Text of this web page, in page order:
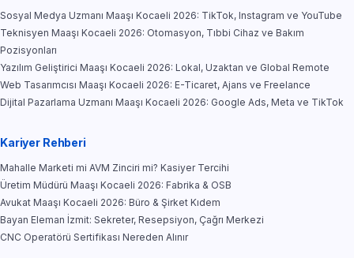
Sosyal Medya Uzmanı Maaşı Kocaeli 2026: TikTok, Instagram ve YouTube
Teknisyen Maaşı Kocaeli 2026: Otomasyon, Tıbbi Cihaz ve Bakım
Pozisyonları
Yazılım Geliştirici Maaşı Kocaeli 2026: Lokal, Uzaktan ve Global Remote
Web Tasarımcısı Maaşı Kocaeli 2026: E-Ticaret, Ajans ve Freelance
Dijital Pazarlama Uzmanı Maaşı Kocaeli 2026: Google Ads, Meta ve TikTok
Kariyer Rehberi
Mahalle Marketi mi AVM Zinciri mi? Kasiyer Tercihi
Üretim Müdürü Maaşı Kocaeli 2026: Fabrika & OSB
Avukat Maaşı Kocaeli 2026: Büro & Şirket Kıdem
Bayan Eleman İzmit: Sekreter, Resepsiyon, Çağrı Merkezi
CNC Operatörü Sertifikası Nereden Alınır